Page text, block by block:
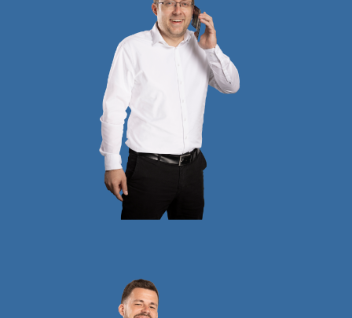
Geschäftsführerin
Geschäftsführer und
Vertriebsleiter